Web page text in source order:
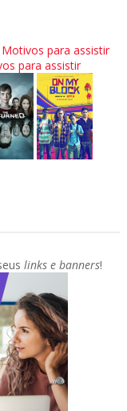
links e banners!